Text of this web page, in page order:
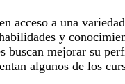
acceso a una
y
buscan mejorar su
algunos de los